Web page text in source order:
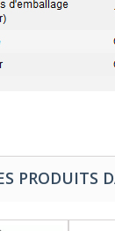
PRODUITS